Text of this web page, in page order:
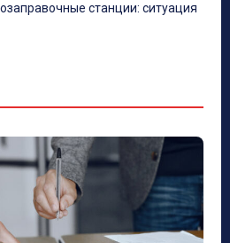
станции: ситуация